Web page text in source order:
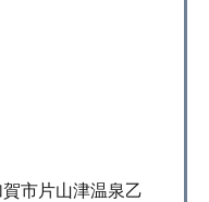
市片山津温泉乙